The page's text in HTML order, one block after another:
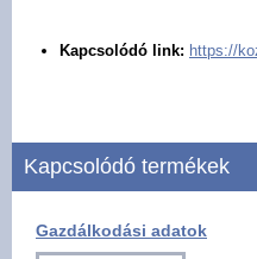
Választási információk -
Kapcsolódó link: https://
Kapcsolódó termékek
Gazdálkodási adatok